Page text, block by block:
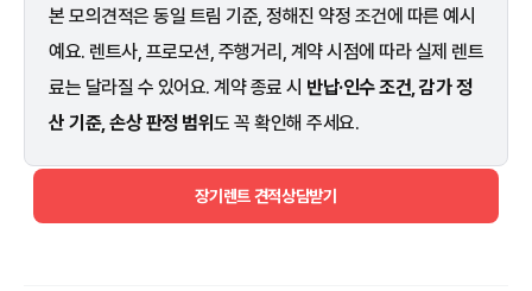
본 모의견적은 동일 트림 기준, 정해진 약정 조건에 따른 예시
예요. 렌트사, 프로모션, 주행거리, 계약 시점에 따라 실제 렌트
료는 달라질 수 있어요. 계약 종료 시 반납·인수 조건, 감가 정
산 기준, 손상 판정 범위도 꼭 확인해 주세요.
장기렌트 견적상담받기